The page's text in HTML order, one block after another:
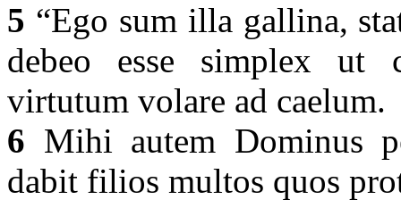
5 “Ego sum illa gallina,
debeo esse simplex ut
virtutum volare ad caelum.
6 Mihi autem Dominus
dabit filios multos quos